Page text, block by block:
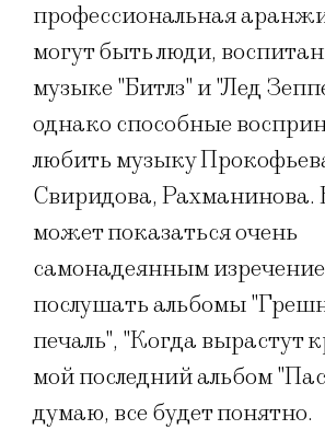
профессиональная
могут быть люди,
музыке "Битлз" и "Лед
однако способные
любить музыку
Свиридова, Рахманинова.
может показаться очень
самонадеянным
послушать альбомы
печаль", "Когда вырастут
мой последний альбом
думаю, все будет понятно.